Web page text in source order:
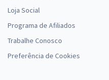
Loja Social
Programa de Afiliados
Trabalhe Conosco
Preferência de Cookies